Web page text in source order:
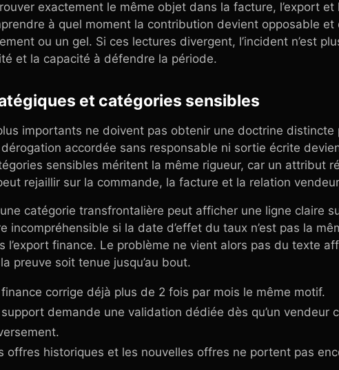
exactement le même objet dans la facture, l’export et
à quel moment la contribution devient opposable et
ou un gel. Si ces lectures divergent, l’incident n’est
et la capacité à défendre la période.
et catégories sensibles
importants ne doivent pas obtenir une doctrine distincte
accordée sans responsable ni sortie écrite
sensibles méritent la même rigueur, car un attribut
rejaillir sur la commande, la facture et la relation
catégorie transfrontalière peut afficher une ligne claire
incompréhensible si la date d’effet du taux n’est pas la
l’export finance. Le problème ne vient alors pas du texte
preuve soit tenue jusqu’au bout.
corrige déjà plus de 2 fois par mois le même motif.
demande une validation dédiée dès qu’un vendeur
offres historiques et les nouvelles offres ne portent pas